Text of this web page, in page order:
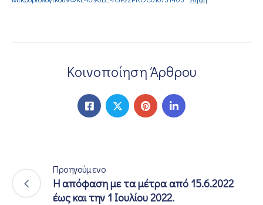
Κοινοποίηση Άρθρου
Προηγούμενο
Η απόφαση με τα μέτρα από 15.6.2022
έως και την 1 Ιουλίου 2022.